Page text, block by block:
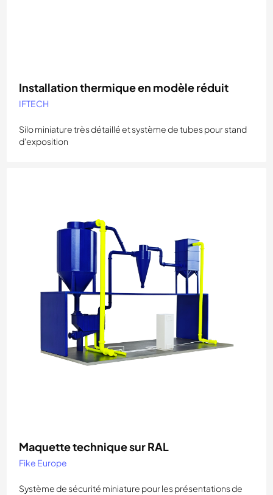
Installation thermique en modèle réduit
IFTECH
Silo miniature très détaillé et système de tubes pour stand
d'exposition
Maquette technique sur RAL
Fike Europe
Système de sécurité miniature pour les présentations de